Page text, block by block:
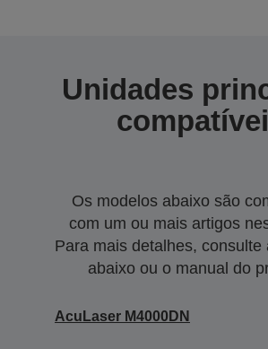
Unidades
Os modelos abaixo são
com um ou mais artigos
Para mais detalhes, consulte
abaixo ou o manual do
AcuLaser M4000DN